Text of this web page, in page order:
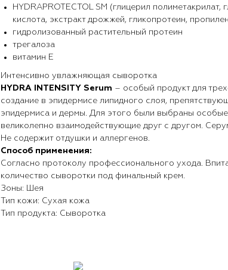
HYDRAPROTECTOL SM (глицерил полиметакрилат,
кислота, экстракт дрожжей, гликопротеин,
гидролизованный растительный протеин
трегалоза
витамин E
Интенсивно увлажняющая сыворотка
HYDRA INTENSITY Serum – особый продукт для
создание в эпидермисе липидного слоя,
эпидермиса и дермы. Для этого были выбраны особые
великолепно взаимодействующие друг с другом.
Не содержит отдушки и аллергенов.
Способ применения:
Согласно протоколу профессионального ухода.
количество сыворотки под финальный крем.
Зоны: Шея
Тип кожи: Сухая кожа
Тип продукта: Сыворотка